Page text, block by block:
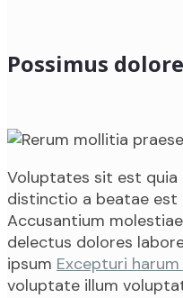
Possimus
Voluptates sit est quia
distinctio a beatae est
Accusantium
delectus dolores
ipsum Excepturi
voluptate illum